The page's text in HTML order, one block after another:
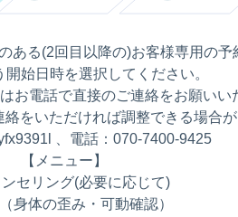
ある(2回目以降の)お客様専用の予
開始日時を選択してください。
お電話で直接のご連絡をお願いい
をいただければ調整できる場合が
、電話：070-7400-9425
【メニュー】
セリング(必要に応じて)
身体の歪み・可動確認）